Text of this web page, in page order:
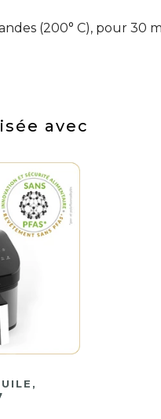
(200° C), pour 30
avec